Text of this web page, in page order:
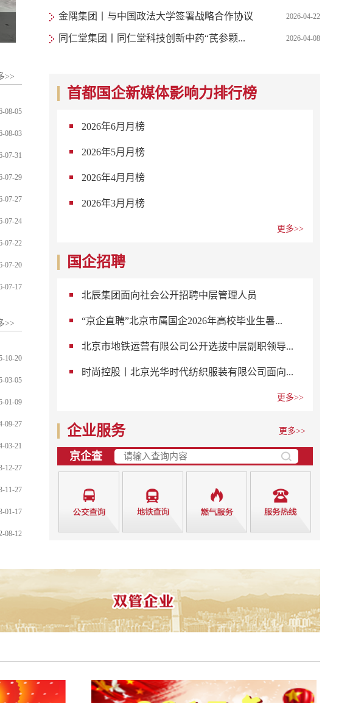
举给“一路”降温“送清凉”
>>
08-05
08-03
07-31
07-29
07-27
07-24
07-22
07-20
07-17
>>
10-20
03-05
01-09
09-27
03-21
12-27
11-27
01-17
08-12
金隅集团丨与中国政法大学签署战略合作协议 2026-04-22
同仁堂集团丨同仁堂科技创新中药“芪参颗... 2026-04-08
首都国企新媒体影响力排行榜
2026年6月月榜
2026年5月月榜
2026年4月月榜
2026年3月月榜
更多>>
国企招聘
北辰集团面向社会公开招聘中层管理人员
“京企直聘”北京市属国企2026年高校毕业生暑...
北京市地铁运营有限公司公开选拔中层副职领导...
时尚控股丨北京光华时代纺织服装有限公司面向...
更多>>
企业服务 更多>>
京企查